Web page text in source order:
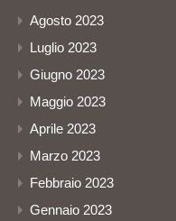
Agosto 2023
Luglio 2023
Giugno 2023
Maggio 2023
Aprile 2023
Marzo 2023
Febbraio 2023
Gennaio 2023